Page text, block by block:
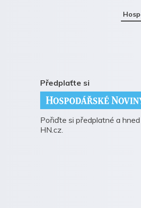
Předplaťte si
Pořiďte si předplatné a
HN.cz.